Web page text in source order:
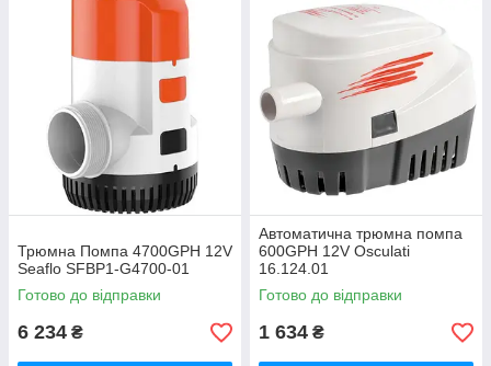
Трюмна Помпа 4700GPH 12V
Seaflo SFBP1-G4700-01
Готово до відправки
6 234 ₴
Автоматична трюмна помпа
600GPH 12V Osculati
16.124.01
Готово до відправки
1 634 ₴